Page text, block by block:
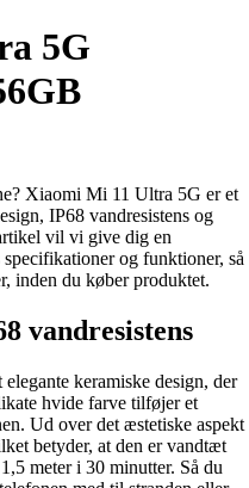
5G
Xiaomi Mi 11 Ultra 5G er et
IP68 vandresistens og
vil vi give dig en
og funktioner, så
inden du køber produktet.
vandresistens
keramiske design, der
hvide farve tilføjer et
Ud over det æstetiske aspekt
betyder, at den er vandtæt
meter i 30 minutter. Så du